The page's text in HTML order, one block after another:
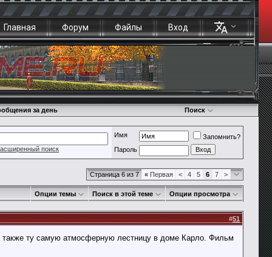
Главная Форум Файлы Вход
за день Поиск
поиск
Имя
Запомнить?
Пароль
Страница 6 из 7 « Первая < 4 5 6 7 >
Опции темы Поиск в этой теме Опции просмотра
#51
также ту самую атмосферную лестницу в доме Карло. Фильм